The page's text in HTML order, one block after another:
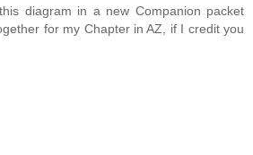
diagram in a new Companion packet
for my Chapter in AZ, if I credit you